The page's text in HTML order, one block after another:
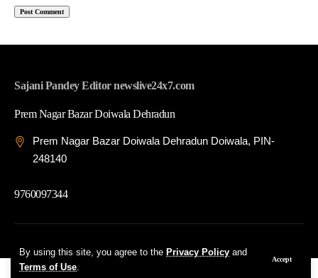
By using this site, you agree to the Privacy Policy and
Terms of Use.
Accept
Sajani Pandey Editor newslive24x7.com
Prem Nagar Bazar Doiwala Dehradun
Prem Nagar Bazar Doiwala Dehradun Doiwala, PIN-
248140
9760097344